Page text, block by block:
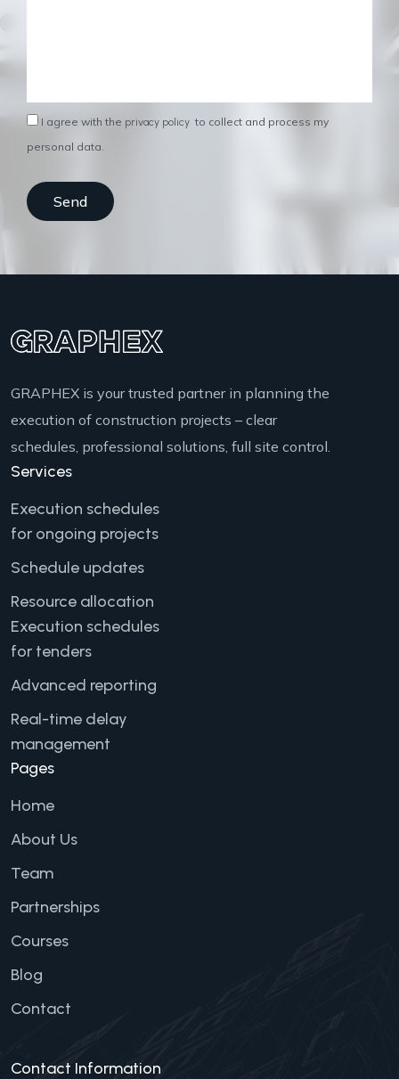
I agree with the privacy policy to collect and process my
personal data.
GRAPHEX is your trusted partner in planning the
execution of construction projects – clear
schedules, professional solutions, full site control.
Services
Execution schedules
for ongoing projects
Schedule updates
Resource allocation
Execution schedules
for tenders
Advanced reporting
Real-time delay
management
Pages
Home
About Us
Team
Partnerships
Courses
Blog
Contact
Contact Information